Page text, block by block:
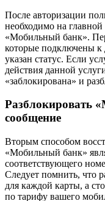
После авторизации
необходимо на
«Мобильный банк».
которые подключены к
указан статус. Если
действия данной
«заблокирована» и
Разблокировать
сообщение
Вторым способом
«Мобильный банк»
соответствующего
Следует помнить, что
для каждой карты, а
по тарифу вашего